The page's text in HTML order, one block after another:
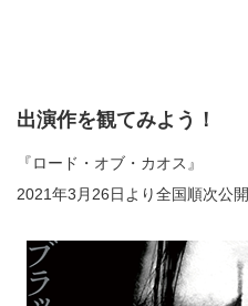
出演作を観てみよう！
『ロード・オブ・カオス』
2021年3月26日より全国順次公開